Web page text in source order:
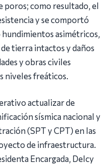
poros; como resultado, el
y se comportó
hundimientos asimétricos,
tierra intactos y daños
y obras civiles
niveles freáticos.
actualizar de
sísmica nacional y
(SPT y CPT) en las
de infraestructura.
Encargada, Delcy